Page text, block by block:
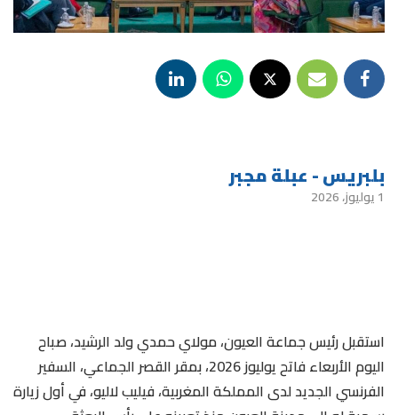
بلبريس - عبلة مجبر
1 يوليوز، 2026
استقبل رئيس جماعة العيون، مولاي حمدي ولد الرشيد، صباح
اليوم الأربعاء فاتح يوليوز 2026، بمقر القصر الجماعي، السفير
الفرنسي الجديد لدى المملكة المغربية، فيليب لاليو، في أول زيارة